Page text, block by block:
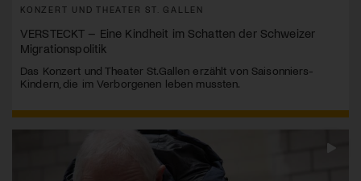
KONZERT UND THEATER ST. GALLEN
VERSTECKT – Eine Kindheit im Schatten der Schweizer
Migrationspolitik
Das Konzert und Theater St.Gallen erzählt von Saisonniers-
Kindern, die im Verborgenen leben mussten.